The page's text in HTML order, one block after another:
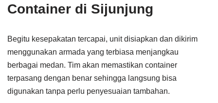
Container di Sijunjung
Begitu kesepakatan tercapai, unit disiapkan dan dikirim
menggunakan armada yang terbiasa menjangkau
berbagai medan. Tim akan memastikan container
terpasang dengan benar sehingga langsung bisa
digunakan tanpa perlu penyesuaian tambahan.